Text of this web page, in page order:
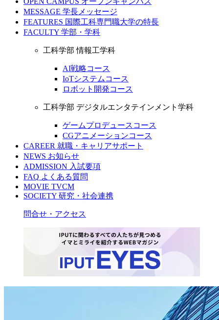
MESSAGE 学長メッセージ
FEATURES 国際工科専門職大学の特長
FACULTY 学部・学科
工科学部 情報工学科
AI戦略コース
IoTシステムコース
ロボット開発コース
工科学部 デジタルエンタテインメント学科
ゲームプロデュースコース
CGアニメーションコース
CAREER 就職・キャリアサポート
NEWS お知らせ
ADMISSION 入試要項
FAQ よくある質問
MOVIE TVCM
SOCIETY 研究・社会連携
問合せ・アクセス